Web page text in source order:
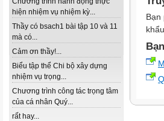
hiện nhiệm vụ nhiệm kỳ...
Thầy có bsach1 bài tập 10 và 11
mà có...
Cảm ơn thầy!...
Biểu tập thể Chi bộ xây dựng
nhiệm vụ trọng...
Chương trình công tác trọng tâm
của cá nhân Quý...
rất hay...
Bạn